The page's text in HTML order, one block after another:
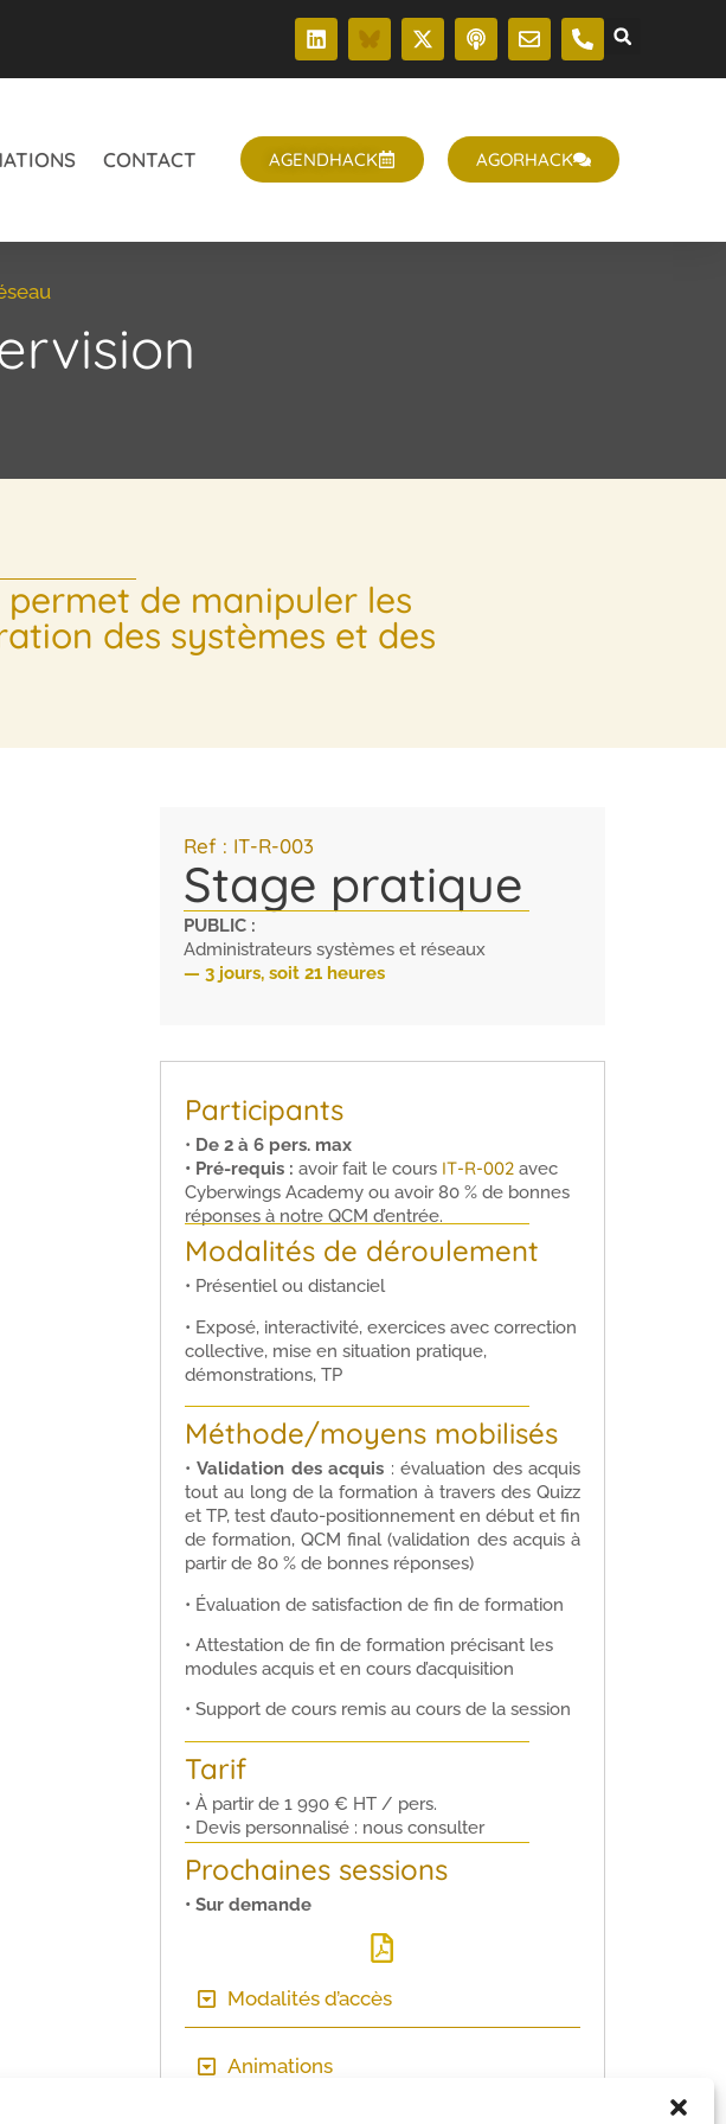
CONTACT AGENDHACK AGORHACK
de manipuler les
des systèmes et des
Ref : IT-R-003
Stage pratique
PUBLIC :
Administrateurs systèmes et réseaux
— 3 jours, soit 21 heures
Participants
• De 2 à 6 pers. max
• Pré-requis : avoir fait le cours IT-R-002avec
Cyberwings Academy ou avoir 80 % de bonnes
réponses à notre QCM d’entrée.
Modalités de déroulement
• Présentiel ou distanciel
• Exposé, interactivité, exercices avec correction
collective, mise en situation pratique,
démonstrations, TP
Méthode/moyens mobilisés
•Validation des acquis : évaluation des acquis
tout au long de la formation à travers des Quizz
et TP, test d’auto-positionnement en début et fin
de formation, QCM final (validation des acquis à
partir de 80 % de bonnes réponses)
• Évaluation de satisfaction de fin de formation
• Attestation de fin de formation précisant les
modules acquis et en cours d’acquisition
• Support de cours remis au cours de la session
Tarif
• À partir de 1 990 € HT / pers.
• Devis personnalisé : nous consulter
Prochaines sessions
• Sur demande
Modalités d’accès
Animations